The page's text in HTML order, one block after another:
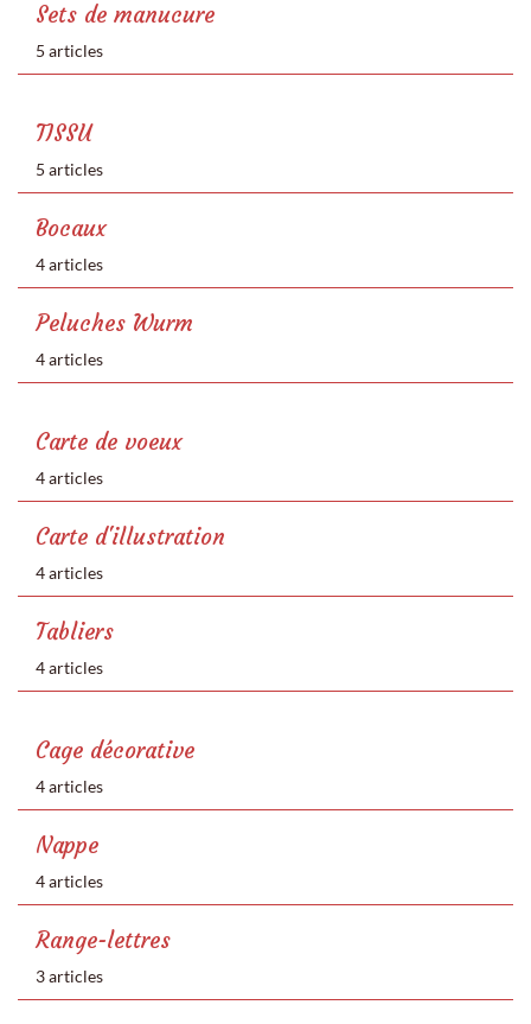
Sets de manucure
5 articles
TISSU
5 articles
Bocaux
4 articles
Peluches Wurm
4 articles
Carte de voeux
4 articles
Carte d'illustration
4 articles
Tabliers
4 articles
Cage décorative
4 articles
Nappe
4 articles
Range-lettres
3 articles